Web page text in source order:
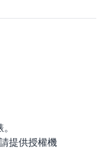
提供授權機